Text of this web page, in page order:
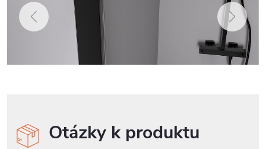
Otázky k produktu